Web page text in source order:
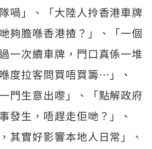
喎」、「大陸人拎香港車牌
夠膽喺香港揸？」、「一個
一次續車牌，門口真係一堆
度拉客問買唔買籌⋯」、
門生意出嚟」、「點解政府
發生，唔趕走佢哋？」、
其實好影響本地人日常」、